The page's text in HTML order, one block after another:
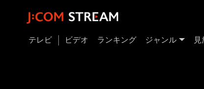
テレビ ビデオ ランキング ジャンル 見